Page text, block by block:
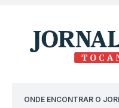
ONDE ENCONTRAR O